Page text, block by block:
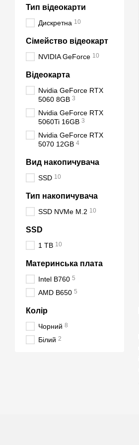
Тип відеокарти
Дискретна 10
Сімейство відеокарт
NVIDIA GeForce 10
Відеокарта
Nvidia GeForce RTX
5060 8GB 3
Nvidia GeForce RTX
5060Ti 16GB 3
Nvidia GeForce RTX
5070 12GB 4
Вид накопичувача
SSD 10
Тип накопичувача
SSD NVMe M.2 10
SSD
1 TB 10
Материнська плата
Intel B760 5
AMD B650 5
Колір
Чорний 8
Білий 2